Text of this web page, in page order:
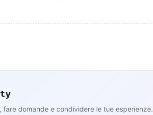
domande e condividere le tue esperienze.